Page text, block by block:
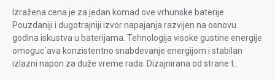
Izražena cena je za jedan komad ove vrhunske baterije
Pouzdaniji i dugotrajniji izvor napajanja razvijen na osnovu
godina iskustva u baterijama. Tehnologija visoke gustine energije
omoguc´ava konzistentno snabdevanje energijom i stabilan
izlazni napon za duže vreme rada. Dizajnirana od strane t..